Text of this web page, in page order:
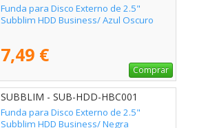
Funda para Disco Externo de 2.5"
Subblim HDD Business/ Azul Oscuro
7,49 €
Comprar
SUBBLIM - SUB-HDD-HBC001
Funda para Disco Externo de 2.5"
Subblim HDD Business/ Negra